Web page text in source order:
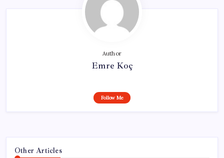
Author
Emre Koç
Follow Me
Other Articles